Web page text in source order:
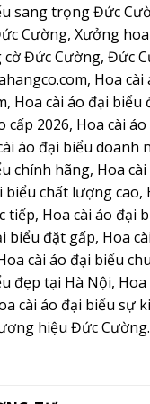
sang trọng Đức
Cường, Xưởng
Đức Cường, Đức
Hoa cài
Hoa cài áo đại biểu
cấp 2026, Hoa cài
áo đại biểu doanh
chính hãng, Hoa
biểu chất lượng cao,
tiếp, Hoa cài áo đại
biểu đặt gấp, Hoa
cài áo đại biểu
đẹp tại Hà Nội,
cài áo đại biểu sự
hiệu Đức Cường.